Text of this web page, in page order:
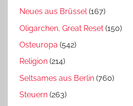
Neues aus Brüssel(167)
Oligarchen, Great Reset (150)
Osteuropa (542)
Religion (214)
Seltsames aus Berlin (760)
Steuern (263)